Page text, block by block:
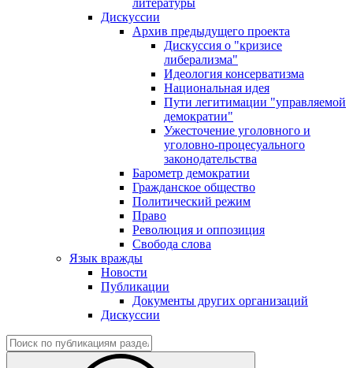
литературы
Дискуссии
Архив предыдущего проекта
Дискуссия о "кризисе
либерализма"
Идеология консерватизма
Национальная идея
Пути легитимации "управляемой
демократии"
Ужесточение уголовного и
уголовно-процесуального
законодательства
Барометр демократии
Гражданское общество
Политический режим
Право
Революция и оппозиция
Свобода слова
Язык вражды
Новости
Публикации
Документы других организаций
Дискуссии